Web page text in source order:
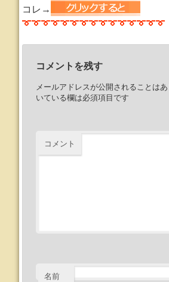
コレ→
コメントを残す
メールアドレスが公開されることはあ
いている欄は必須項目です
コメント
名前